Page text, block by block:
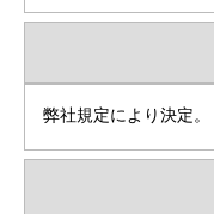
弊社規定により決定。